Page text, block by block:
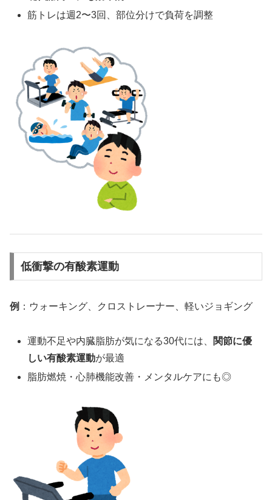
筋トレは週2〜3回、部位分けで負荷を調整
低衝撃の有酸素運動
例 ：ウォーキング、クロストレーナー、軽いジョギング
運動不足や内臓脂肪が気になる30代には、
関節に優
しい有酸素運動が最適
脂肪燃焼・心肺機能改善・メンタルケアにも◎